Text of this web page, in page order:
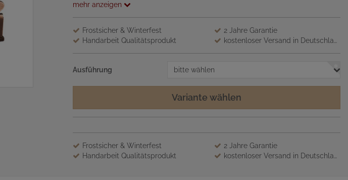
mehr anzeigen
Frostsicher & Winterfest
2 Jahre Garantie
Handarbeit Qualitätsprodukt
kostenloser Versand in Deutschland
Ausführung bitte wählen
Variante wählen
Frostsicher & Winterfest
2 Jahre Garantie
Handarbeit Qualitätsprodukt
kostenloser Versand in Deutschland